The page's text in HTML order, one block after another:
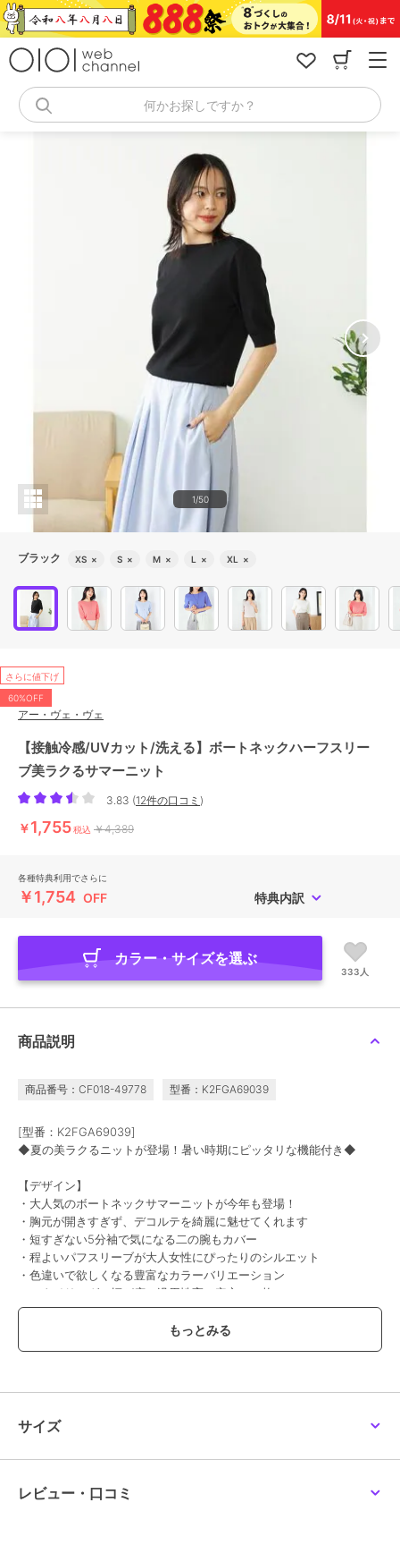
コ
ン
何かお探しですか？
1/50
ブラック XS × S × M × L × XL ×
さらに値下げ
60%OFF
アー・ヴェ・ヴェ
【接触冷感/UVカット/洗える】ボートネックハーフスリー
ブ美ラクるサマーニット
3.83 (12件の口コミ )
￥1,755税込 ￥4,389
各種特典利用でさらに
￥1,754 OFF 特典内訳
カラー・サイズを選ぶ
333人
商品説明
商品番号：CF018-49778 型番：K2FGA69039
[型番：K2FGA69039]
◆夏の美ラクるニットが登場！暑い時期にピッタリな機能付き◆
【デザイン】
・大人気のボートネックサマーニットが今年も登場！
・胸元が開きすぎず、デコルテを綺麗に魅せてくれます
・短すぎない5分袖で気になる二の腕もカバー
・程よいパフスリーブが大人女性にぴったりのシルエット
・色違いで欲しくなる豊富なカラーバリエーション
・スタイリングの幅が広い汎用性高い安心の一枚
・目の詰まったきれいな表面感が高見え
【コーディネート】
ポイント。
サイズ
レビュー・口コミ